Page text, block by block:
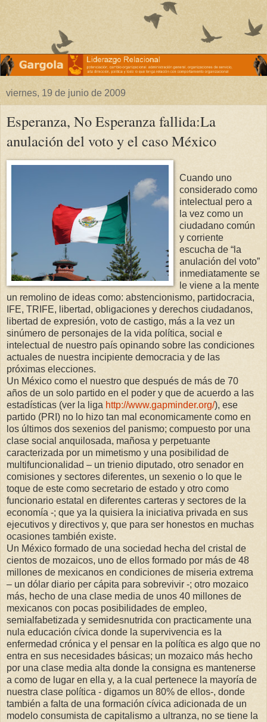
viernes, 19 de junio de 2009
Esperanza, No Esperanza fallida:La
anulación del voto y el caso México
Cuando uno
considerado como
intelectual pero a
la vez como un
ciudadano común
y corriente
escucha de “la
anulación del voto”
inmediatamente se
le viene a la mente
un remolino de ideas como: abstencionismo, partidocracia,
IFE, TRIFE, libertad, obligaciones y derechos ciudadanos,
libertad de expresión, voto de castigo, más a la vez un
sinúmero de personajes de la vida política, social e
intelectual de nuestro país opinando sobre las condiciones
actuales de nuestra incipiente democracia y de las
próximas elecciones.
Un México como el nuestro que después de más de 70
años de un solo partido en el poder y que de acuerdo a las
estadísticas (ver la liga http://www.gapminder.org/), ese
partido (PRI) no lo hizo tan mal economicamente como en
los últimos dos sexenios del panismo; compuesto por una
clase social anquilosada, mañosa y perpetuante
caracterizada por un mimetismo y una posibilidad de
multifuncionalidad – un trienio diputado, otro senador en
comisiones y sectores diferentes, un sexenio o lo que le
toque de este como secretario de estado y otro como
funcionario estatal en diferentes carteras y sectores de la
economía -; que ya la quisiera la iniciativa privada en sus
ejecutivos y directivos y, que para ser honestos en muchas
ocasiones también existe.
Un México formado de una sociedad hecha del cristal de
cientos de mozaicos, uno de ellos formado por más de 48
millones de mexicanos en condiciones de miseria extrema
– un dólar diario per cápita para sobrevivir -; otro mozaico
más, hecho de una clase media de unos 40 millones de
mexicanos con pocas posibilidades de empleo,
semialfabetizada y semidesnutrida con practicamente una
nula educación cívica donde la supervivencia es la
enfermedad crónica y el pensar en la política es algo que no
entra en sus necesidades básicas; un mozaico más hecho
por una clase media alta donde la consigna es mantenerse
a como de lugar en ella y, a la cual pertenece la mayoría de
nuestra clase política - digamos un 80% de ellos-, donde
también a falta de una formación cívica adicionada de un
modelo consumista de capitalismo a ultranza, no se tiene la